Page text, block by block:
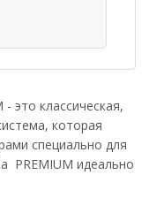
это классическая,
которая
специально для
PREMIUM идеально